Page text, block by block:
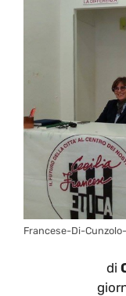
Francese-Di-
di